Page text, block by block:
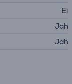
Ei
Jah
Jah